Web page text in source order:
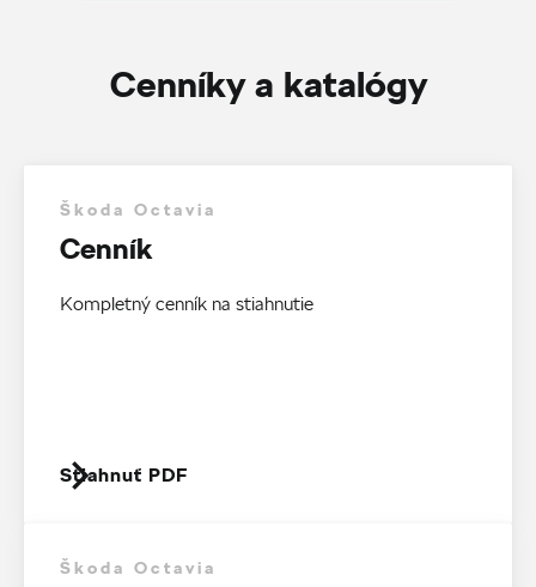
Cenníky a katalógy
Škoda Octavia
Cenník
Kompletný cenník na stiahnutie
Stiahnuť PDF
Škoda Octavia